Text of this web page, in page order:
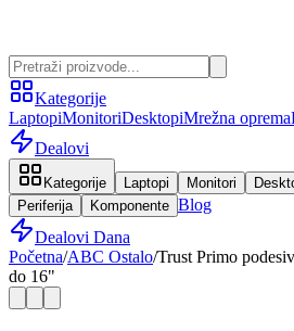
Kategorije
LaptopiMonitoriDesktopiMrežna oprema
Dealovi
Kategorije Laptopi Monitori
Periferija
Komponente Blog
Dealovi Dana
Početna/ABC Ostalo/Trust Primo
do 16"